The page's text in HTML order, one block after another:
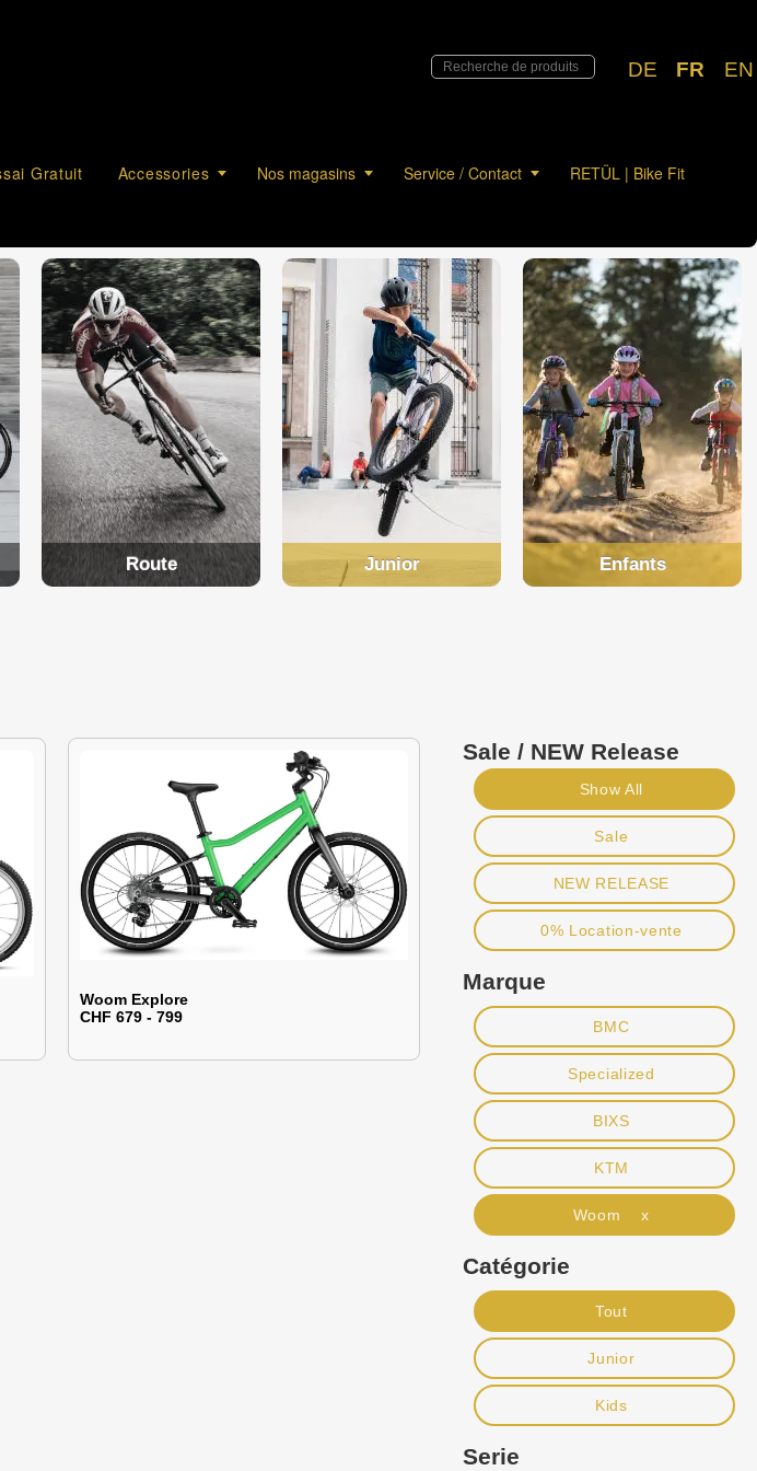
DE FR EN
Gratuit Accessories Nos magasins Service / Contact RETÜL | Bike Fit
Route Junior Enfants
Woom Explore
CHF 679 - 799
Sale / NEW Release
Show All
Sale
NEW RELEASE
0% Location-vente
Marque
BMC
Specialized
BIXS
KTM
Woom x
Catégorie
Tout
Junior
Kids
Serie